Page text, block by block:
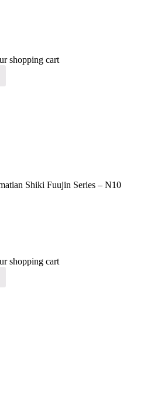
shopping cart
Shiki Fuujin Series – N10
shopping cart